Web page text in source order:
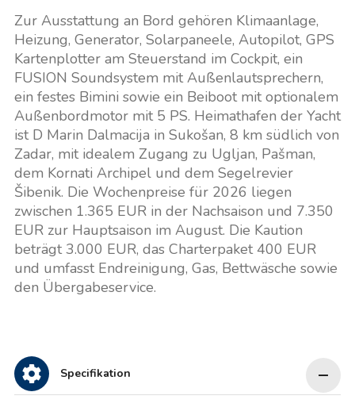
Zur Ausstattung an Bord gehören Klimaanlage,
Heizung, Generator, Solarpaneele, Autopilot, GPS
Kartenplotter am Steuerstand im Cockpit, ein
FUSION Soundsystem mit Außenlautsprechern,
ein festes Bimini sowie ein Beiboot mit optionalem
Außenbordmotor mit 5 PS. Heimathafen der Yacht
ist D Marin Dalmacija in Sukošan, 8 km südlich von
Zadar, mit idealem Zugang zu Ugljan, Pašman,
dem Kornati Archipel und dem Segelrevier
Šibenik. Die Wochenpreise für 2026 liegen
zwischen 1.365 EUR in der Nachsaison und 7.350
EUR zur Hauptsaison im August. Die Kaution
beträgt 3.000 EUR, das Charterpaket 400 EUR
und umfasst Endreinigung, Gas, Bettwäsche sowie
den Übergabeservice.
Specifikation